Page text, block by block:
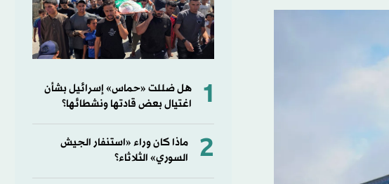
1
هل ضللت «حماس» إسرائيل بشأن
اغتيال بعض قادتها ونشطائها؟
2
ماذا كان وراء «استنفار الجيش
السوري» الثلاثاء؟